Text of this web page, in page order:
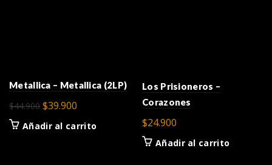
Metallica – Metallica (2LP)
$44.900 El
precio
$39.900
precio
Añadir al carrito
Los Prisioneros –
Corazones
$24.900
Añadir al carrito